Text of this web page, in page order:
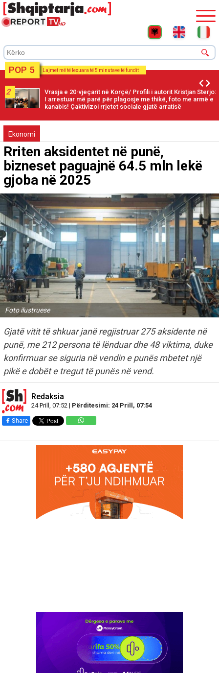
POP 5 Lajmet më të lexuara të 5 minutave të fundit
2
Vrasja e 20-vjeçarit në Korçë/ Profili i autorit Kristjan Sterjo:
I arrestuar më parë për plagosje me thikë, foto me armë e
kanabis! Çaktivizoi rrjetet sociale gjatë arratisë
Ekonomi
Rriten aksidentet në punë,
bizneset paguajnë 64.5 mln lekë
gjoba në 2025
Foto ilustruese
Gjatë vitit të shkuar janë regjistruar 275 aksidente në
punë, me 212 persona të lënduar dhe 48 viktima, duke
konfirmuar se siguria në vendin e punës mbetet një
pikë e dobët e tregut të punës në vend.
Redaksia
24 Prill, 07:52 | Përditesimi: 24 Prill, 07:54
Share